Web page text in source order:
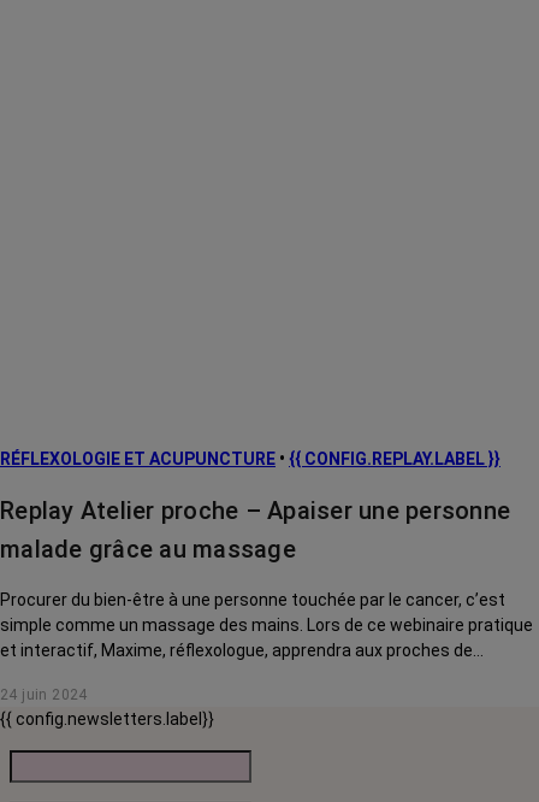
RÉFLEXOLOGIE ET ACUPUNCTURE • {{ CONFIG.REPLAY.LABEL }}
Replay Atelier proche – Apaiser une personne
malade grâce au massage
Procurer du bien-être à une personne touchée par le cancer, c’est
simple comme un massage des mains. Lors de ce webinaire pratique
et interactif, Maxime, réflexologue, apprendra aux proches de
d’acupression qui les apaiseront et les soulageront du stress causé
par la maladie.
24 juin 2024
{{ config.newsletters.label}}